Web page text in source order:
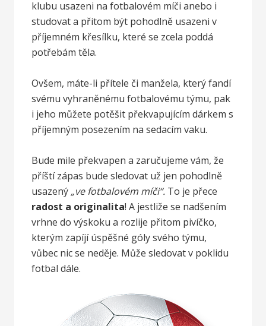
klubu usazeni na fotbalovém míči anebo i
studovat a přitom být pohodlně usazeni v
příjemném křesílku, které se zcela poddá
potřebám těla.
Ovšem, máte-li přítele či manžela, který fandí
svému vyhraněnému fotbalovému týmu, pak
i jeho můžete potěšit překvapujícím dárkem s
příjemným posezením na sedacím vaku.
Bude mile překvapen a zaručujeme vám, že
příští zápas bude sledovat už jen pohodlně
usazený„ve fotbalovém míči“. To je přece
radost a originalita! A jestliže se nadšením
vrhne do výskoku a rozlije přitom pivíčko,
kterým zapíjí úspěšné góly svého týmu,
vůbec nic se neděje. Může sledovat v poklidu
fotbal dále.